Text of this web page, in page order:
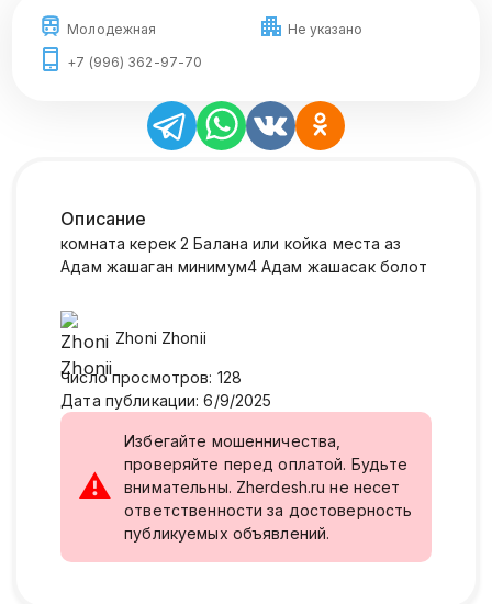
Молодежная
Не указано
+7 (996) 362-97-70
Описание
комната керек 2 Балана или койка места аз
Адам жашаган минимум4 Адам жашасак болот
Zhoni Zhonii
Число просмотров: 128
Дата публикации: 6/9/2025
⚠
Избегайте мошенничества,
проверяйте перед оплатой. Будьте
внимательны. Zherdesh.ru не несет
ответственности за достоверность
публикуемых объявлений.